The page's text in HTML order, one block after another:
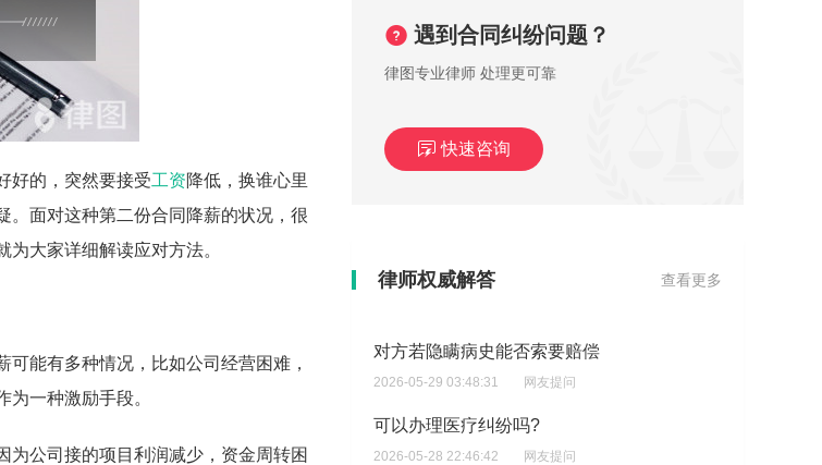
好的，突然要接受工资降低，换谁心里
。面对这种第二份合同降薪的状况，很
大家详细解读应对方法。
能有多种情况，比如公司经营困难，
一种激励手段。
为公司接的项目利润减少，资金周转困
遇到合同纠纷问题？
律图专业律师 处理更可靠
快速咨询
律师权威解答 查看更多
婴儿出生后死亡医院怎么处理，想了解医院有哪些责任和义务在婴儿死亡后需要告知家属？
对方若隐瞒病史能否索要赔偿
2026-05-29 03:48:31 网友提问
可以办理医疗纠纷吗?
2026-05-28 22:46:42 网友提问